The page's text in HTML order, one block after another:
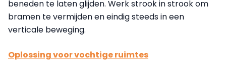
beneden te laten glijden. Werk strook in strook om
bramen te vermijden en eindig steeds in een
verticale beweging.
Oplossing voor vochtige ruimtes